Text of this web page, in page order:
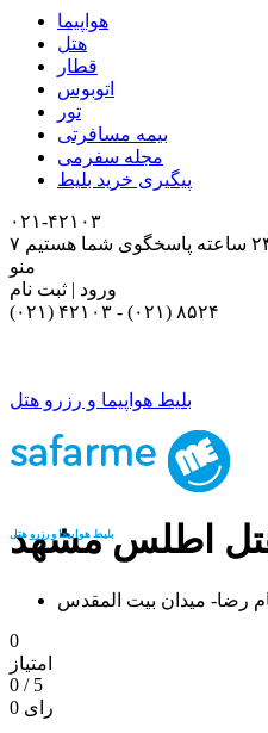
هواپیما
هتل
قطار
اتوبوس
تور
بیمه مسافرتی
مجله سفرمی
پیگیری خرید بلیط
۰۲۱-۴٢١٠٣
منو
ورود | ثبت نام
- (۰۲۱) ۸۵۲۴
بلیط هواپیما و رزرو هتل
بلیط هواپیما و رزرو هتل
اطلس مشهد
رضا- میدان بیت المقدس
0
امتیاز
0 / 5
0 رای